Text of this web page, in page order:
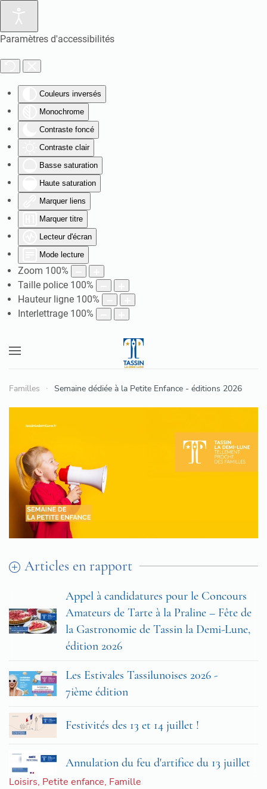
Paramètres d'accessibilités
Couleurs inversés
Monochrome
Contraste foncé
Contraste clair
Basse saturation
Haute saturation
Marquer liens
Marquer titre
Lecteur d'écran
Mode lecture
Zoom 100%
Taille police 100%
Hauteur ligne 100%
Interlettrage 100%
Familles Semaine dédiée à la Petite Enfance - éditions 2026
Articles en rapport
Appel à candidatures pour le Concours
Amateurs de Tarte à la Praline – Fête de
la Gastronomie de Tassin la Demi-Lune,
édition 2026
Les Estivales Tassilunoises 2026 -
7ième édition
Festivités des 13 et 14 juillet !
Annulation du feu d'artifice du 13 juillet
Loisirs, Petite enfance, Famille